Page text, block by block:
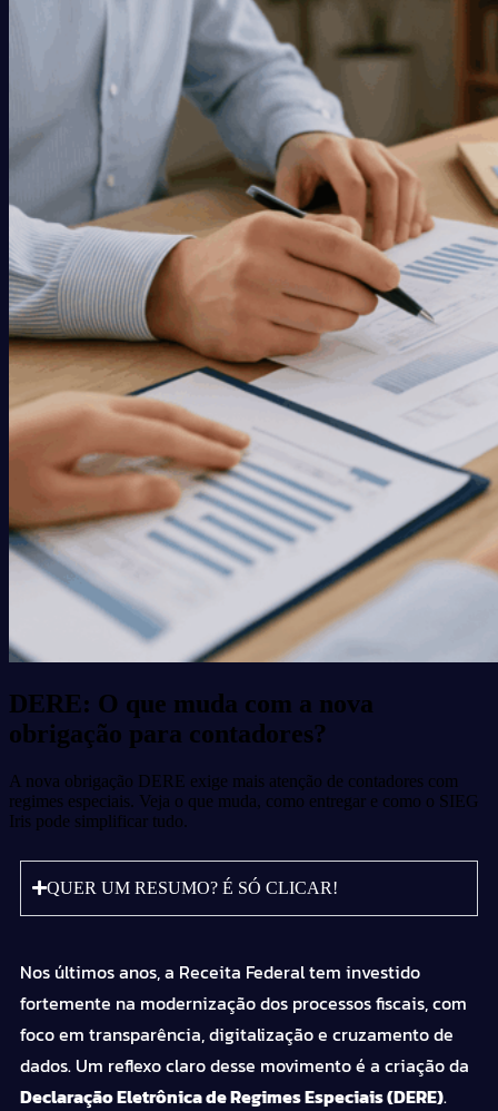
DERE: O que muda com a nova
obrigação para contadores?
A nova obrigação DERE exige mais atenção de contadores com
regimes especiais. Veja o que muda, como entregar e como o SIEG
Iris pode simplificar tudo.
QUER UM RESUMO? É SÓ CLICAR!
Nos últimos anos, a Receita Federal tem investido
fortemente na modernização dos processos fiscais, com
foco em transparência, digitalização e cruzamento de
dados. Um reflexo claro desse movimento é a criação da
Declaração Eletrônica de Regimes Especiais (DERE).